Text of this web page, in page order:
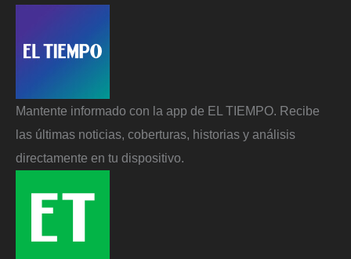
Mantente informado con la app de EL TIEMPO. Recibe
las últimas noticias, coberturas, historias y análisis
directamente en tu dispositivo.